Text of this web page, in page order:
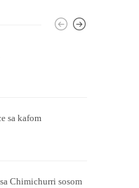
sa kafom
Chimichurri sosom